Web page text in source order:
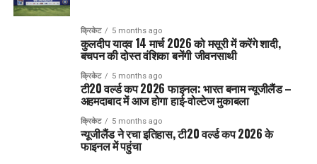
क्रिकेट 5 months ago
कुलदीप यादव 14 मार्च 2026 को मसूरी में करेंगे शादी,
बचपन की दोस्त वंशिका बनेंगी जीवनसाथी
क्रिकेट 5 months ago
टी20 वर्ल्ड कप 2026 फाइनल: भारत बनाम न्यूजीलैंड –
अहमदाबाद में आज होगा हाई-वोल्टेज मुकाबला
क्रिकेट 5 months ago
न्यूजीलैंड ने रचा इतिहास, टी20 वर्ल्ड कप 2026 के
फाइनल में पहुंचा